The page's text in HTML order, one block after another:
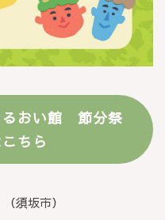
るおい館 節分祭
ちら
須坂市）